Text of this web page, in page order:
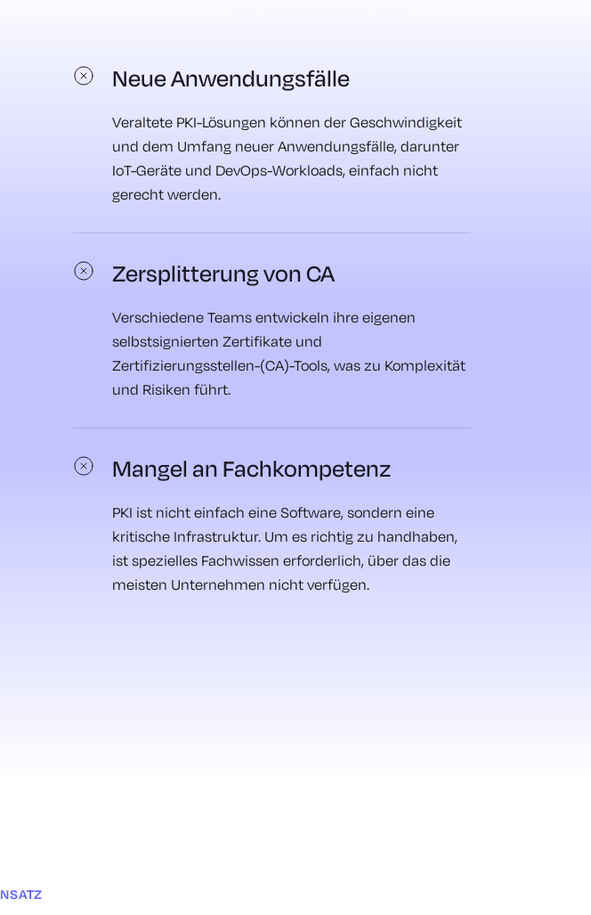
Neue Anwendungsfälle
Veraltete PKI-Lösungen können der Geschwindigkeit
und dem Umfang neuer Anwendungsfälle, darunter
IoT-Geräte und DevOps-Workloads, einfach nicht
gerecht werden.
Zersplitterung von CA
Verschiedene Teams entwickeln ihre eigenen
selbstsignierten Zertifikate und
Zertifizierungsstellen-(CA)-Tools, was zu Komplexität
und Risiken führt.
Mangel an Fachkompetenz
PKI ist nicht einfach eine Software, sondern eine
kritische Infrastruktur. Um es richtig zu handhaben,
ist spezielles Fachwissen erforderlich, über das die
meisten Unternehmen nicht verfügen.